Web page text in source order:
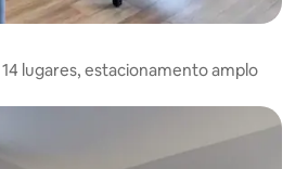
lugares, estacionamento amplo